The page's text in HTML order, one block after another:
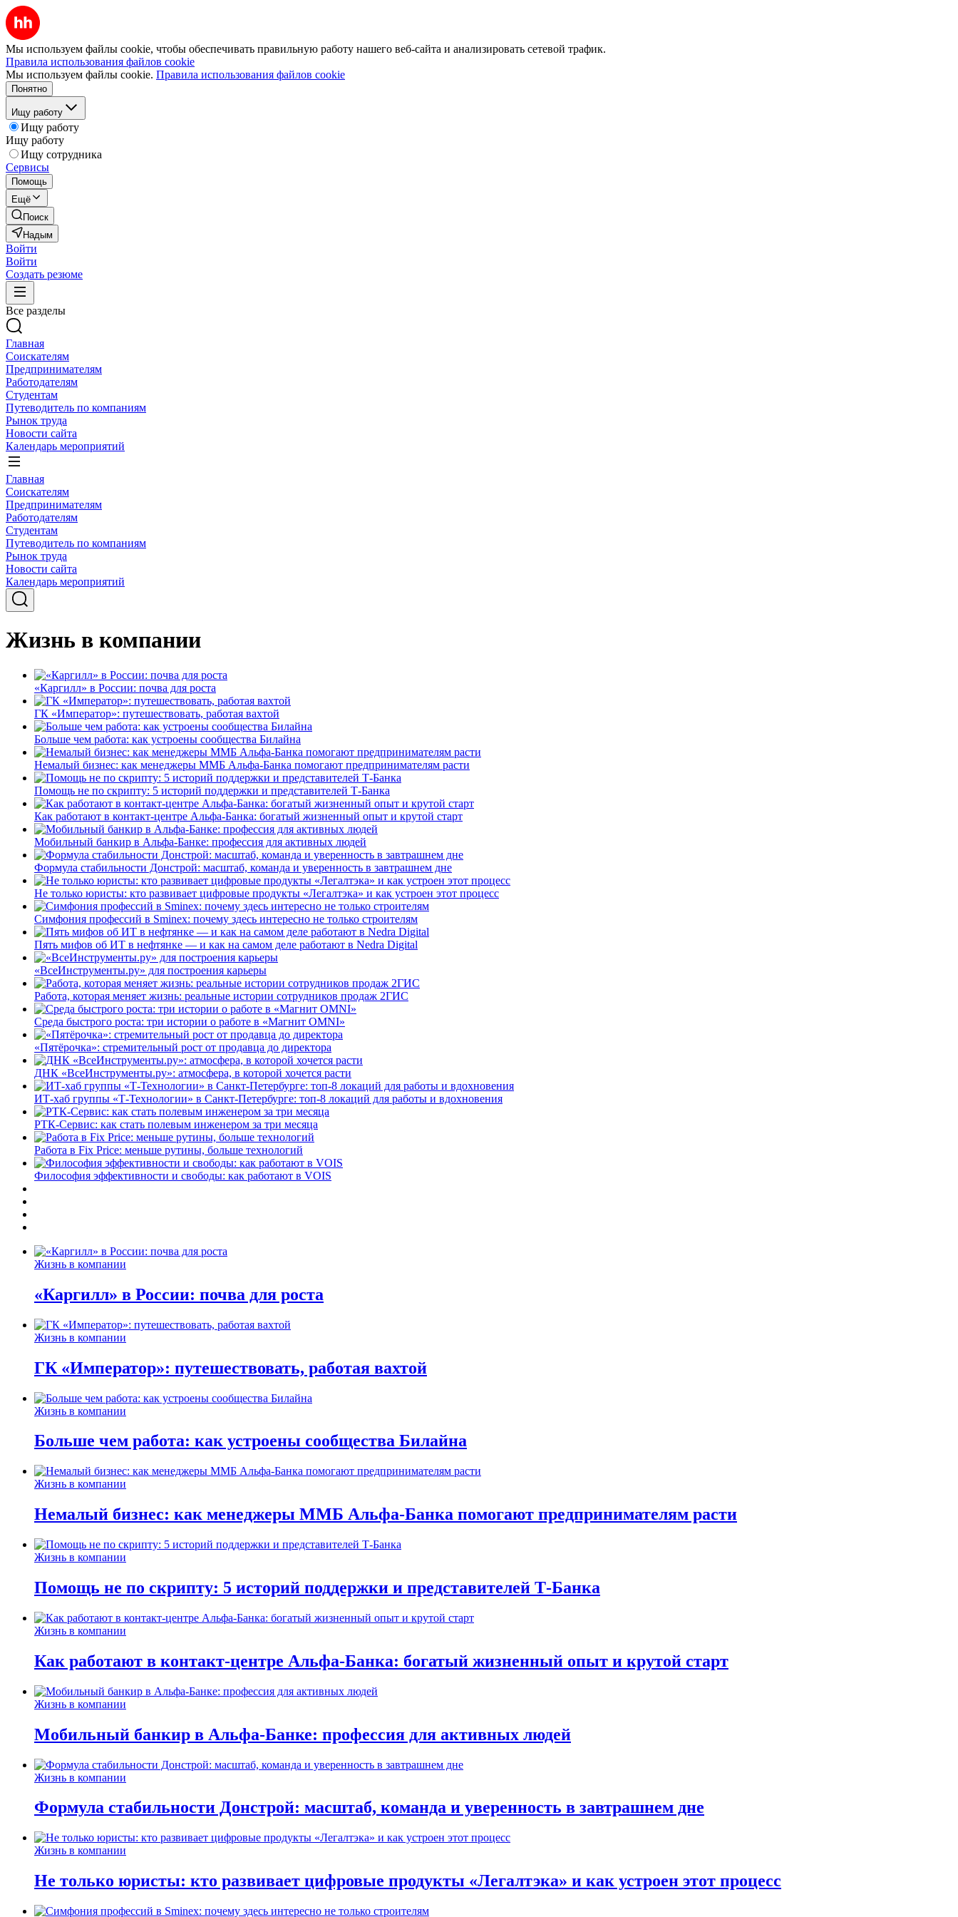
Мы используем файлы cookie, чтобы обеспечивать правильную работу нашего веб-сайта и анализировать сетевой трафик.
Правила использования файлов cookie
Мы используем файлы cookie. Правила использования файлов cookie
Понятно
Ищу работу
Ищу работу
Ищу работу
Ищу сотрудника
Сервисы
Помощь
Ещё
Поиск
Надым
Войти
Войти
Создать резюме
Все разделы
Главная
Соискателям
Предпринимателям
Работодателям
Студентам
Путеводитель по компаниям
Рынок труда
Новости сайта
Календарь мероприятий
Главная
Соискателям
Предпринимателям
Работодателям
Студентам
Путеводитель по компаниям
Рынок труда
Новости сайта
Календарь мероприятий
Жизнь в компании
«Каргилл» в России: почва для роста
ГК «Император»: путешествовать, работая вахтой
Больше чем работа: как устроены сообщества Билайна
Немалый бизнес: как менеджеры ММБ Альфа-Банка помогают предпринимателям расти
Помощь не по скрипту: 5 историй поддержки и представителей Т-Банка
Как работают в контакт-центре Альфа-Банка: богатый жизненный опыт и крутой старт
Мобильный банкир в Альфа-Банке: профессия для активных людей
Формула стабильности Донстрой: масштаб, команда и уверенность в завтрашнем дне
Не только юристы: кто развивает цифровые продукты «Легалтэка» и как устроен этот процесс
Симфония профессий в Sminex: почему здесь интересно не только строителям
Пять мифов об ИТ в нефтянке — и как на самом деле работают в Nedra Digital
«ВсеИнструменты.ру» для построения карьеры
Работа, которая меняет жизнь: реальные истории сотрудников продаж 2ГИС
Среда быстрого роста: три истории о работе в «Магнит OMNI»
«Пятёрочка»: стремительный рост от продавца до директора
ДНК «ВсеИнструменты.ру»: атмосфера, в которой хочется расти
ИТ-хаб группы «Т-Технологии» в Санкт-Петербурге: топ-8 локаций для работы и вдохновения
РТК-Сервис: как стать полевым инженером за три месяца
Работа в Fix Price: меньше рутины, больше технологий
Философия эффективности и свободы: как работают в VOIS
Жизнь в компании
«Каргилл» в России: почва для роста
Жизнь в компании
ГК «Император»: путешествовать, работая вахтой
Жизнь в компании
Больше чем работа: как устроены сообщества Билайна
Жизнь в компании
Немалый бизнес: как менеджеры ММБ Альфа-Банка помогают предпринимателям расти
Жизнь в компании
Помощь не по скрипту: 5 историй поддержки и представителей Т-Банка
Жизнь в компании
Как работают в контакт-центре Альфа-Банка: богатый жизненный опыт и крутой старт
Жизнь в компании
Мобильный банкир в Альфа-Банке: профессия для активных людей
Жизнь в компании
Формула стабильности Донстрой: масштаб, команда и уверенность в завтрашнем дне
Жизнь в компании
Не только юристы: кто развивает цифровые продукты «Легалтэка» и как устроен этот процесс